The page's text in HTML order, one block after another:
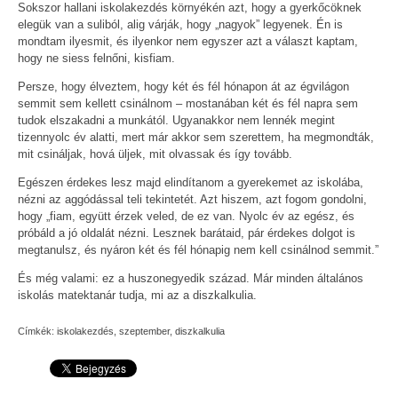
Sokszor hallani iskolakezdés környékén azt, hogy a gyerkőcöknek
elegük van a suliból, alig várják, hogy „nagyok” legyenek. Én is
mondtam ilyesmit, és ilyenkor nem egyszer azt a választ kaptam,
hogy ne siess felnőni, kisfiam.
Persze, hogy élveztem, hogy két és fél hónapon át az égvilágon
semmit sem kellett csinálnom – mostanában két és fél napra sem
tudok elszakadni a munkától. Ugyanakkor nem lennék megint
tizennyolc év alatti, mert már akkor sem szerettem, ha megmondták,
mit csináljak, hová üljek, mit olvassak és így tovább.
Egészen érdekes lesz majd elindítanom a gyerekemet az iskolába,
nézni az aggódással teli tekintetét. Azt hiszem, azt fogom gondolni,
hogy „fiam, együtt érzek veled, de ez van. Nyolc év az egész, és
próbáld a jó oldalát nézni. Lesznek barátaid, pár érdekes dolgot is
megtanulsz, és nyáron két és fél hónapig nem kell csinálnod semmit.”
És még valami: ez a huszonegyedik század. Már minden általános
iskolás matektanár tudja, mi az a diszkalkulia.
Címkék: iskolakezdés szeptember, diszkalkulia